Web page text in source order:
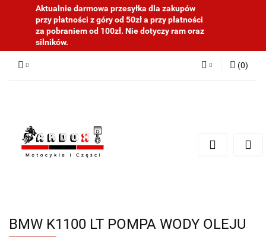
Aktualnie darmowa przesyłka dla zakupów
przy płatności z góry od 50zł a przy płatności
za pobraniem od 100zł. Nie dotyczy ram oraz
silników.
(0)
BMW K1100 LT POMPA WODY OLEJU